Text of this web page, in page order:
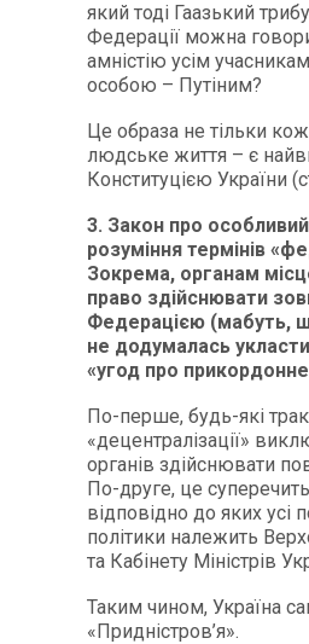
який тоді Гаазький
Федерації можна
амністію усім
особою – Путіним?
Це образа не тільки
людське життя – є
Конституцією України
3. Закон про
розуміння термінів
Зокрема, органам
право здійснювати
Федерацією (мабуть,
не додумалась
«угод про прикордонне
По-перше, будь-які
«децентралізації»
органів здійснювати
По-друге, це суперечить
відповідно до яких усі
політики належить
та Кабінету Міністрів
Таким чином, Україна
«Придністров’я».